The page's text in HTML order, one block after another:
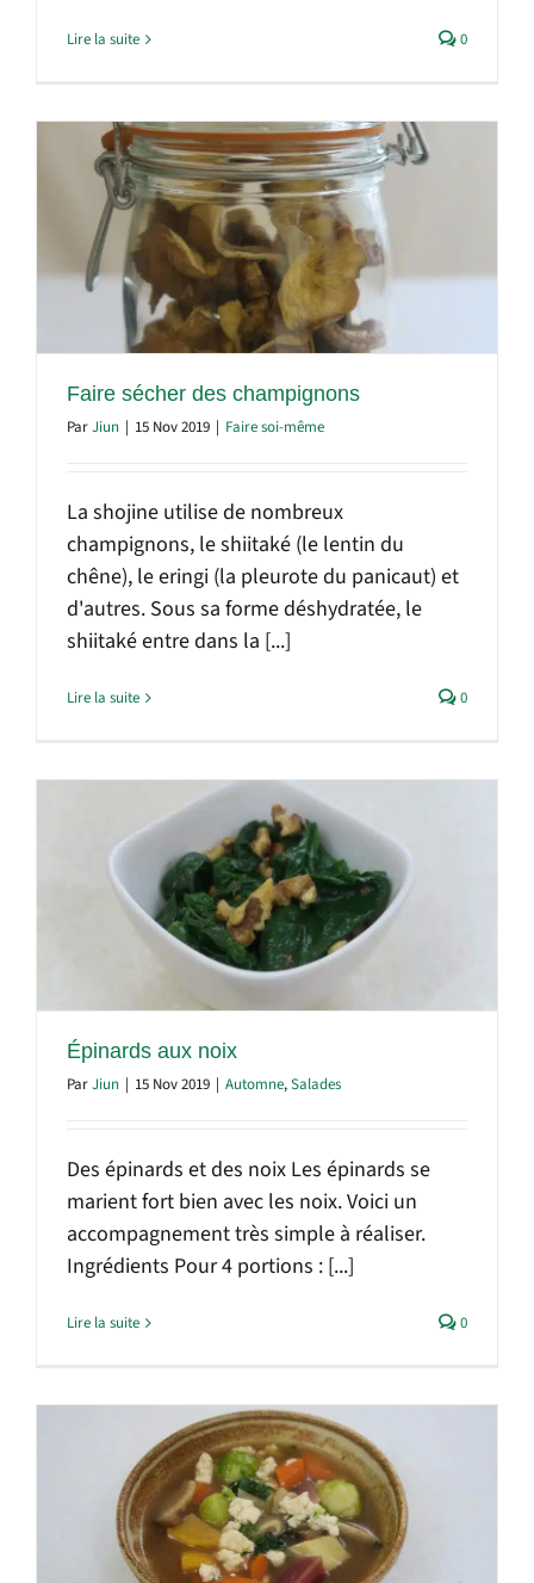
Lire la suite 0
Faire sécher des champignons
ParJiun | 15 Nov 2019 | Faire soi-même
La shojine utilise de nombreux
champignons, le shiitaké (le lentin du
chêne), le eringi (la pleurote du panicaut) et
d'autres. Sous sa forme déshydratée, le
shiitaké entre dans la [...]
Lire la suite 0
Épinards aux noix
ParJiun | 15 Nov 2019 | Automne,Salades
Des épinards et des noix Les épinards se
marient fort bien avec les noix. Voici un
accompagnement très simple à réaliser.
Ingrédients Pour 4 portions : [...]
Lire la suite 0